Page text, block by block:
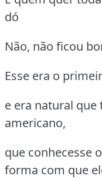
dó
Não, não ficou
Esse era o
e era natural
americano,
que conhecesse
forma com que